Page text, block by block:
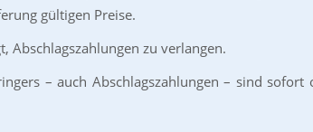
gültigen Preise.
Abschlagszahlungen zu verlangen.
– auch Abschlagszahlungen – sind